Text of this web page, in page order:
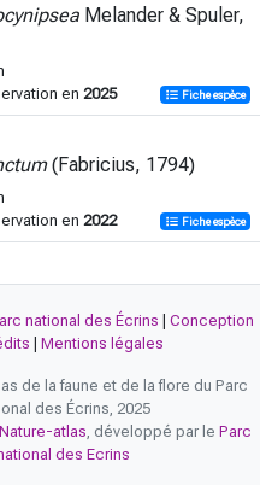
Melander & Spuler,
en 2025 Fiche espèce
(Fabricius, 1794)
en 2022 Fiche espèce
Meigen, 1826
en2025
national des Écrins
Conception
Mentions légales
de la faune et de la flore du Parc
des Écrins, 2025
atlas, développé par le Parc
des Ecrins